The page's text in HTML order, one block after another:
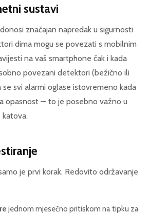
sustavi
značajan napredak u sigurnosti
dima mogu se povezati s mobilnim
na vaš smartphone čak i kada
povezani detektori (bežično ili
se svi alarmi oglase istovremeno kada
opasnost — to je posebno važno u
katova.
je prvi korak. Redovito održavanje
jednom mjesečno pritiskom na tipku za